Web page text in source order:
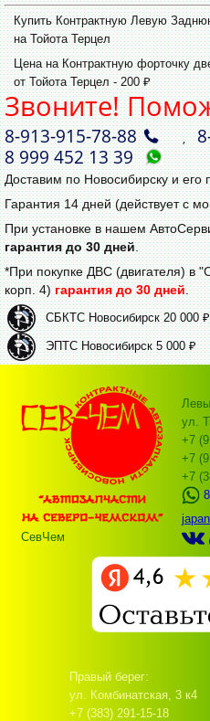
Купить Контрактную Левую
на Тойота Терцел
Цена на Контрактную форточку
от Тойота Терцел - 200 ₽
Звоните!
8‑913‑915‑78‑88 ,
8 999 452 13 39
Доставим по Новосибирску и его
Гарантия 14 дней (действует с
При установке в нашем
гарантия до 30 дней.
*При покупке ДВС (двигателя) в
корп. 4)гарантия до 30 дней.
СБКТС Новосибирск 20 000 ₽
ЭПТС Новосибирск 5 000 ₽
СевЧем
ул.
+7
+7
+7
Правый берег:
ул. Комбинатская, 3 к4
+7 (383) 291-15-18